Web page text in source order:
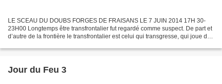
LE SCEAU DU DOUBS FORGES DE FRAISANS LE 7 JUIN 2014 17H 30-
23H00 Longtemps être transfrontalier fut regardé comme suspect. De part et
d’autre de la frontière le transfrontalier est celui qui transgresse, qui joue de
Jour du Feu 3